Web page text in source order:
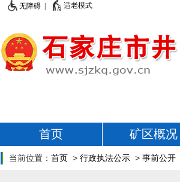
无障碍 | 适老模式
首页 矿区概况
当前位置： 首页 > 行政执法公示 > 事前公开